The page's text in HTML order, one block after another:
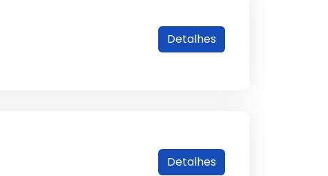
Detalhes
Detalhes